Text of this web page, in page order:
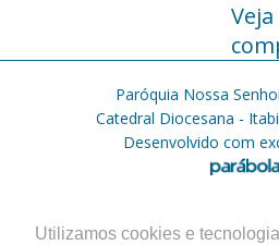
Utilizamos cookies e
Paróquia Nossa
Catedral Diocesana -
Desenvolvido com